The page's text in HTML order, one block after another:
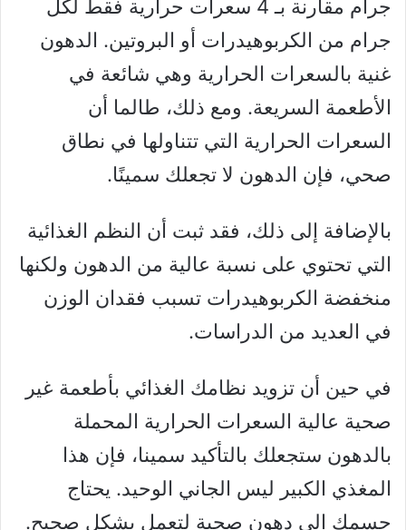
جرام مقارنة بـ 4 سعرات حرارية فقط لكل
جرام من الكربوهيدرات أو البروتين. الدهون
غنية بالسعرات الحرارية وهي شائعة في
الأطعمة السريعة. ومع ذلك، طالما أن
السعرات الحرارية التي تتناولها في نطاق
صحي، فإن الدهون لا تجعلك سمينًا.
بالإضافة إلى ذلك، فقد ثبت أن النظم الغذائية
التي تحتوي على نسبة عالية من الدهون ولكنها
منخفضة الكربوهيدرات تسبب فقدان الوزن
في العديد من الدراسات.
في حين أن تزويد نظامك الغذائي بأطعمة غير
صحية عالية السعرات الحرارية المحملة
بالدهون ستجعلك بالتأكيد سمينا، فإن هذا
المغذي الكبير ليس الجاني الوحيد. يحتاج
جسمك إلى دهون صحية لتعمل بشكل صحيح.